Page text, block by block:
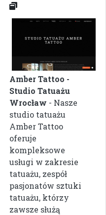
Amber Tattoo -
Studio Tatuażu
Wrocław - Nasze
studio tatuażu
Amber Tattoo
oferuje
kompleksowe
usługi w zakresie
tatuażu, zespół
pasjonatów sztuki
tatuażu, którzy
zawsze służą